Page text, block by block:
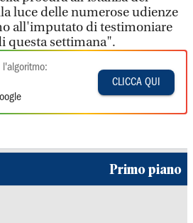
luce delle numerose udienze
all'imputato di testimoniare
questa settimana".
l'algoritmo:
CLICCA QUI
Primo piano